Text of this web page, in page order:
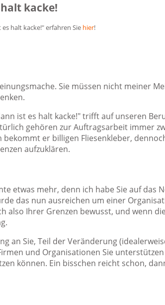
kacke!
halt kacke!" erfahren Sie hier!
Sie müssen nicht meiner
ist es halt kacke!" trifft auf unseren
gehören zur Auftragsarbeit immer
er billigen Fliesenkleber,
aufzuklären.
etwas mehr, denn ich habe Sie auf
das nun ausreichen um einer
also Ihrer Grenzen bewusst, und wenn
an Sie, Teil der Veränderung
und Organisationen Sie
können. Ein bisschen reicht schon,